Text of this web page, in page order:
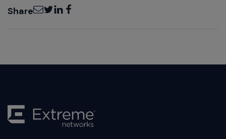
ShareEmailTwitter
LinkedInFacebook